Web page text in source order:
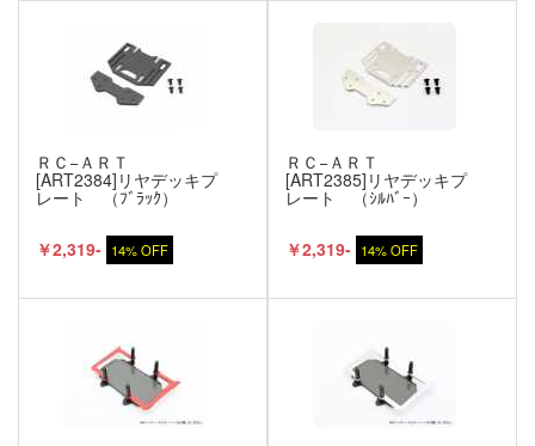
ＲＣ−ＡＲＴ
[ART2384]リヤデッキプ
レート （ﾌﾞﾗｯｸ）
￥2,319- 14% OFF
ＲＣ−ＡＲＴ
[ART2385]リヤデッキプ
レート （ｼﾙﾊﾞｰ）
￥2,319- 14% OFF